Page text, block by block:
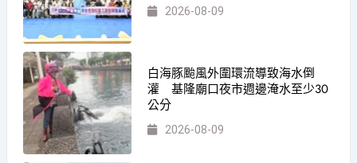
2026-08-09
白海豚颱風外圍環流導致海水倒
灌 基隆廟口夜市週邊淹水至少30
公分
2026-08-09